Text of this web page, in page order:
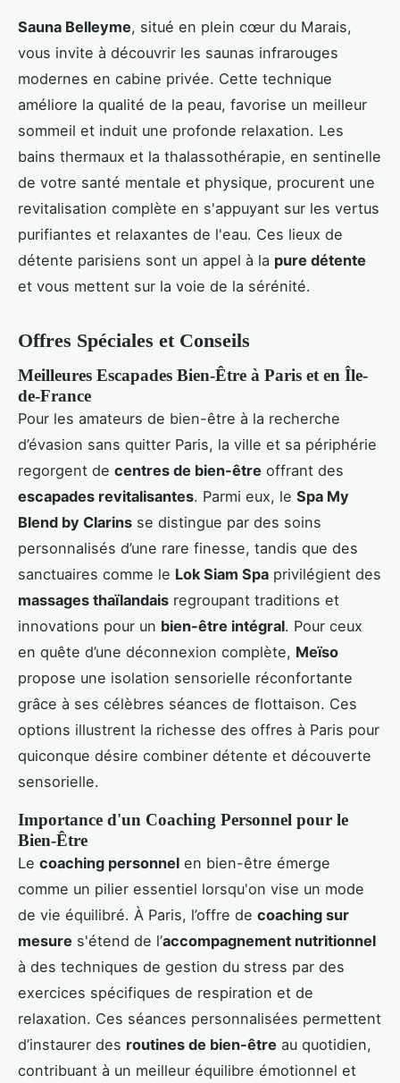
Sauna Belleyme, situé en plein cœur du Marais,
vous invite à découvrir les saunas infrarouges
modernes en cabine privée. Cette technique
améliore la qualité de la peau, favorise un meilleur
sommeil et induit une profonde relaxation. Les
bains thermaux et la thalassothérapie, en sentinelle
de votre santé mentale et physique, procurent une
revitalisation complète en s'appuyant sur les vertus
purifiantes et relaxantes de l'eau. Ces lieux de
détente parisiens sont un appel à la pure détente
et vous mettent sur la voie de la sérénité.
Offres Spéciales et Conseils
Meilleures Escapades Bien-Être à Paris et en Île-
de-France
Pour les amateurs de bien-être à la recherche
d’évasion sans quitter Paris, la ville et sa périphérie
regorgent de centres de bien-être offrant des
escapades revitalisantes. Parmi eux, le Spa My
Blend by Clarins se distingue par des soins
personnalisés d’une rare finesse, tandis que des
sanctuaires comme le Lok Siam Spa privilégient des
massages thaïlandais regroupant traditions et
innovations pour un bien-être intégral. Pour ceux
en quête d’une déconnexion complète, Meïso
propose une isolation sensorielle réconfortante
grâce à ses célèbres séances de flottaison. Ces
options illustrent la richesse des offres à Paris pour
quiconque désire combiner détente et découverte
sensorielle.
Importance d'un Coaching Personnel pour le
Bien-Être
Le coaching personnel en bien-être émerge
comme un pilier essentiel lorsqu'on vise un mode
de vie équilibré. À Paris, l’offre de coaching sur
mesure s'étend de l’accompagnement nutritionnel
à des techniques de gestion du stress par des
exercices spécifiques de respiration et de
relaxation. Ces séances personnalisées permettent
d’instaurer des routines de bien-être au quotidien,
contribuant à un meilleur équilibre émotionnel et